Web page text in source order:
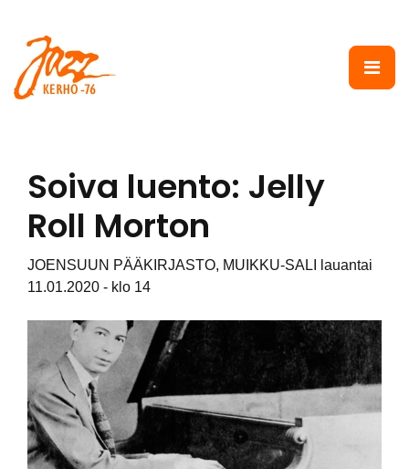
Soiva luento: Jelly
Roll Morton
JOENSUUN PÄÄKIRJASTO, MUIKKU-SALI lauantai
11.01.2020 - klo 14